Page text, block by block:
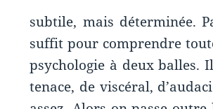
subtile, mais déterminée.
suffit pour comprendre
psychologie à deux balles.
tenace, de viscéral,